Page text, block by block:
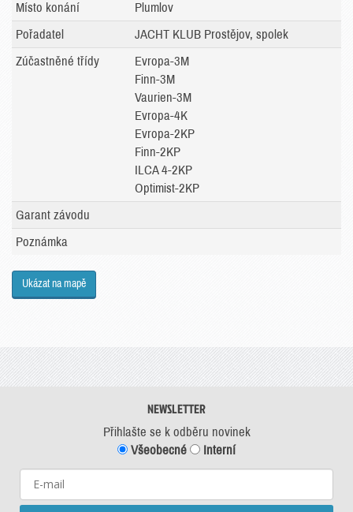
Místo konání
Plumlov
Pořadatel
JACHT KLUB Prostějov, spolek
Zúčastněné třídy
Evropa-3M
Finn-3M
Vaurien-3M
Evropa-4K
Evropa-2KP
Finn-2KP
ILCA 4-2KP
Optimist-2KP
Garant závodu
Poznámka
Ukázat na mapě
NEWSLETTER
Přihlašte se k odběru novinek
Všeobecné
Interní